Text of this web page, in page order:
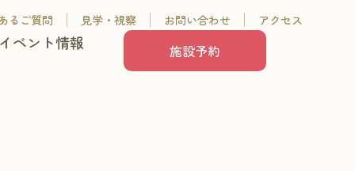
るご質問 見学・視察 お問い合わせ アクセス
ベント情報 施設予約